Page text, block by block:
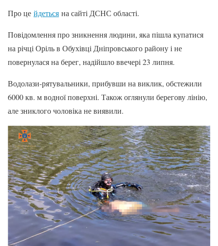
Про це йдеться на сайті ДСНС області.
Повідомлення про зникнення людини, яка пішла купатися
на річці Оріль в Обухівці Дніпровського району і не
повернулася на берег, надійшло ввечері 23 липня.
Водолази-рятувальники, прибувши на виклик, обстежили
6000 кв. м водної поверхні. Також оглянули берегову лінію,
але зниклого чоловіка не виявили.